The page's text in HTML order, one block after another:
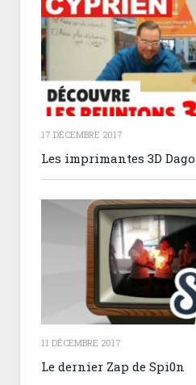
17 DÉCEMBRE 2017
Les imprimantes 3D
11 DÉCEMBRE 2017
Le dernier Zap de Spi0n